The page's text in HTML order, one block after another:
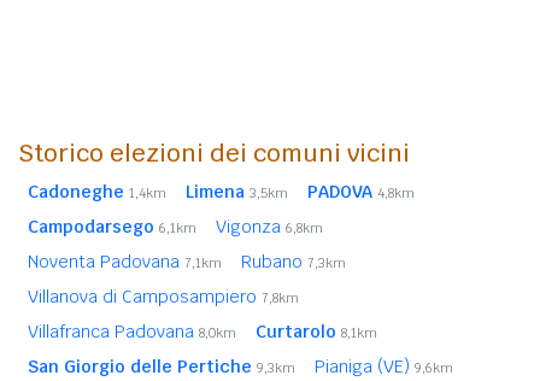
Storico elezioni dei comuni vicini
Cadoneghe 1,4km Limena 3,5km PADOVA 4,8km
Campodarsego 6,1km Vigonza 6,8km
Noventa Padovana 7,1km Rubano 7,3km
Villanova di Camposampiero 7,8km
Villafranca Padovana 8,0km Curtarolo 8,1km
San Giorgio delle Pertiche 9,3km Pianiga (VE) 9,6km